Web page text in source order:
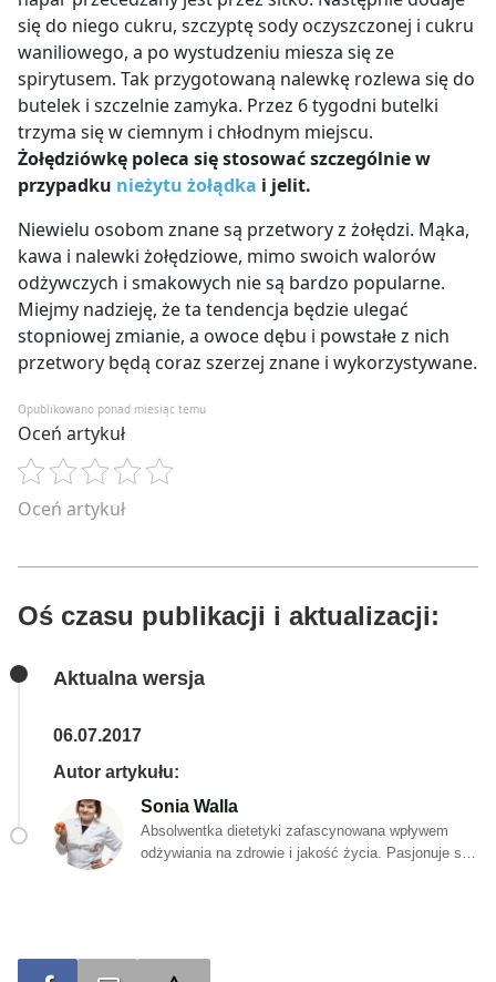
się do niego cukru, szczyptę sody oczyszczonej i cukru
waniliowego, a po wystudzeniu miesza się ze
spirytusem. Tak przygotowaną nalewkę rozlewa się do
butelek i szczelnie zamyka. Przez 6 tygodni butelki
trzyma się w ciemnym i chłodnym miejscu.
Żołędziówkę poleca się stosować szczególnie w
przypadku nieżytu żołądka i jelit.
Niewielu osobom znane są przetwory z żołędzi. Mąka,
kawa i nalewki żołędziowe, mimo swoich walorów
odżywczych i smakowych nie są bardzo popularne.
Miejmy nadzieję, że ta tendencja będzie ulegać
stopniowej zmianie, a owoce dębu i powstałe z nich
przetwory będą coraz szerzej znane i wykorzystywane.
Opublikowano ponad miesiąc temu
Oceń artykuł
Oceń artykuł
Oś czasu publikacji i aktualizacji:
Aktualna wersja
06.07.2017
Autor artykułu:
Sonia Walla
Absolwentka dietetyki zafascynowana wpływem
odżywiania na zdrowie i jakość życia. Pasjonuje się
szkoleniach i kursach o tematyce żywieniowej,